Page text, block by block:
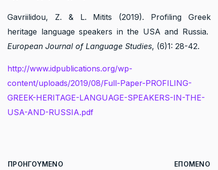
Gavriilidou, Z. & L. Mitits (2019). Profiling Greek
heritage language speakers in the USA and Russia.
European Journal of Language Studies, (6)1: 28-42.
http://www.idpublications.org/wp-
content/uploads/2019/08/Full-Paper-PROFILING-
GREEK-HERITAGE-LANGUAGE-SPEAKERS-IN-THE-
USA-AND-RUSSIA.pdf
ΠΡΟΗΓΟΎΜΕΝΟ ΆΡΘΡΟ: ΠΡΌΣΒΑΣΗ ΣΤΟ GHLC
ΠΡΟΗΓΟΎΜΕΝΟ ΕΠΌΜΕΝΟ
ΕΠΌΜΕΝΟ